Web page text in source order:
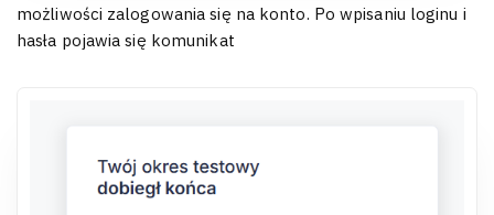
możliwości zalogowania się na konto. Po wpisaniu loginu i
hasła pojawia się komunikat